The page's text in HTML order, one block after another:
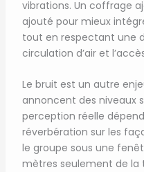
vibrations. Un coffrage
ajouté pour mieux
tout en respectant une
circulation d’air et
Le bruit est un autre
annoncent des niveaux
perception réelle
réverbération sur les
le groupe sous une
mètres seulement de la